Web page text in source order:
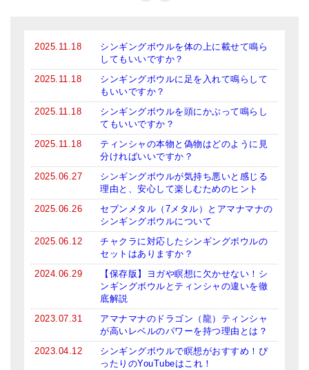
2025.11.18
シンギングボウルを体の上に載せて鳴ら
してもいいですか？
2025.11.18
シンギングボウルに足を入れて鳴らして
もいいですか？
2025.11.18
シンギングボウルを頭にかぶって鳴らし
てもいいですか？
2025.11.18
ティンシャの本物と偽物はどのように見
分ければいいですか？
2025.06.27
シンギングボウルが気持ち悪いと感じる
理由と、安心して楽しむためのヒント
2025.06.26
セブンメタル（7メタル）とアマナマナの
シンギングボウルについて
2025.06.12
チャクラに対応したシンギングボウルの
セットはありますか？
2024.06.29
【保存版】ヨガや瞑想に欠かせない！シ
ンギングボウルとティンシャの違いを徹
底解説
2023.07.31
アマナマナのドラゴン（龍）ティンシャ
が高いレベルのパワーを持つ理由とは？
2023.04.12
シンギングボウルで瞑想がおすすめ！ぴ
ったりのYouTubeはこれ！